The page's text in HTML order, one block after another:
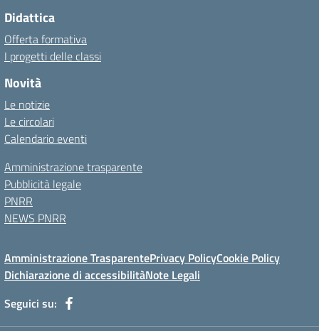
Didattica
Offerta formativa
I progetti delle classi
Novità
Le notizie
Le circolari
Calendario eventi
Amministrazione trasparente
Pubblicità legale
PNRR
NEWS PNRR
Amministrazione TrasparentePrivacy PolicyCookie Policy
Dichiarazione di accessibilitàNote Legali
Seguici su: